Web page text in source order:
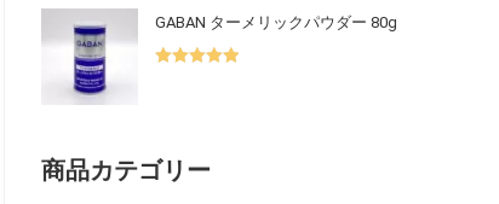
GABAN ターメリックパウダー 80g
商品カテゴリー